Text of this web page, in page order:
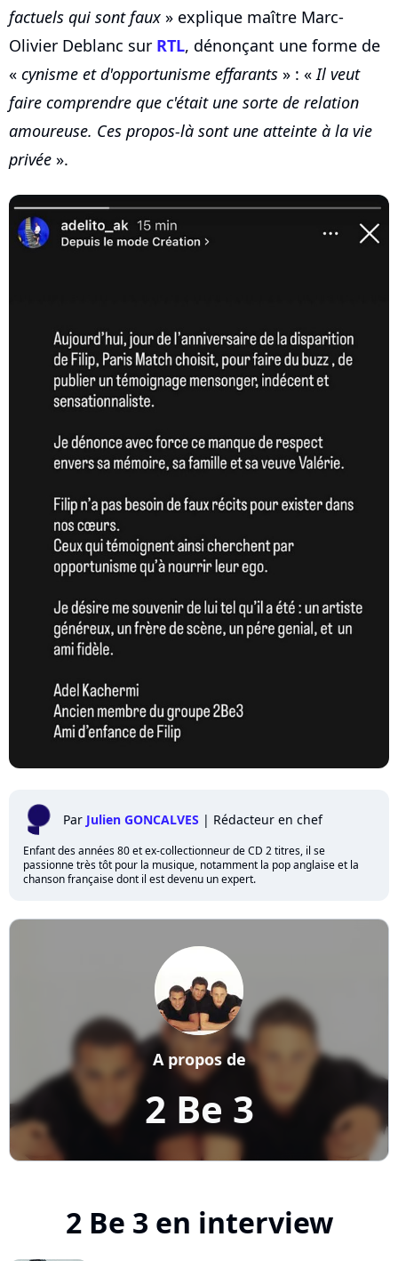
factuels qui sont faux » explique maître Marc-
Olivier Deblanc sur RTL, dénonçant une forme de
« cynisme et d'opportunisme effarants » : «Il veut
faire comprendre que c'était une sorte de relation
amoureuse. Ces propos-là sont une atteinte à la vie
privée ».
Par Julien GONCALVES | Rédacteur en chef
Enfant des années 80 et ex-collectionneur de CD 2 titres, il se
passionne très tôt pour la musique, notamment la pop anglaise et la
chanson française dont il est devenu un expert.
2 Be 3
A propos de
2 Be 3 en interview